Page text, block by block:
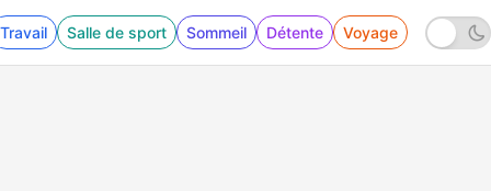
Travail Salle de sport Sommeil Détente Voyage